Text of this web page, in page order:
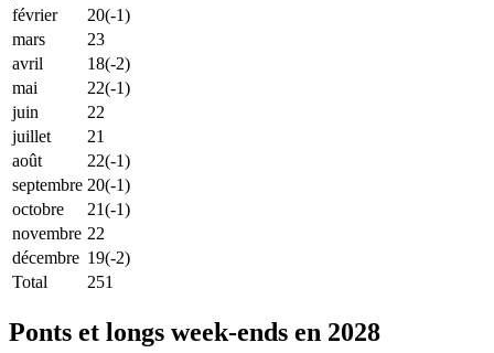
février
20(-1)
mars
23
avril
18(-2)
mai
22(-1)
juin
22
juillet
21
août
22(-1)
septembre 20(-1)
octobre
21(-1)
novembre 22
décembre 19(-2)
Total
251
Ponts et longs week-ends en 2028